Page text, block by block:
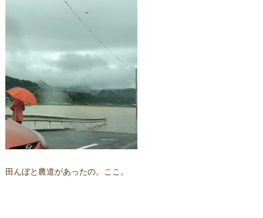
田んぼと農道があったの。ここ。